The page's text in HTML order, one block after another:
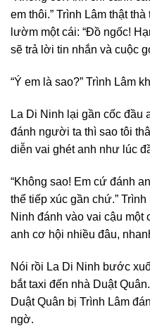
em thôi.” Trình Lâm thật
lườm một cái: “Đồ ngốc!
sẽ trả lời tin nhắn và cuộc
“Ý em là sao?” Trình Lâm
La Di Ninh lại gần cốc đầu
đánh người ta thì sao tôi
diễn vai ghét anh như lúc
“Không sao! Em cứ đánh
thể tiếp xúc gần chứ.”
Ninh đánh vào vai cậu một
anh cơ hội nhiều đâu,
Nói rồi La Di Ninh bước
bắt taxi đến nhà Duật
Duật Quân bị Trình Lâm
ngờ.